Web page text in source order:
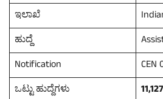
ಇಲಾಖೆ
ಹುದ್ದೆ
Notification
CEN
ಒಟ್ಟು ಹುದ್ದೆಗಳು
11,127